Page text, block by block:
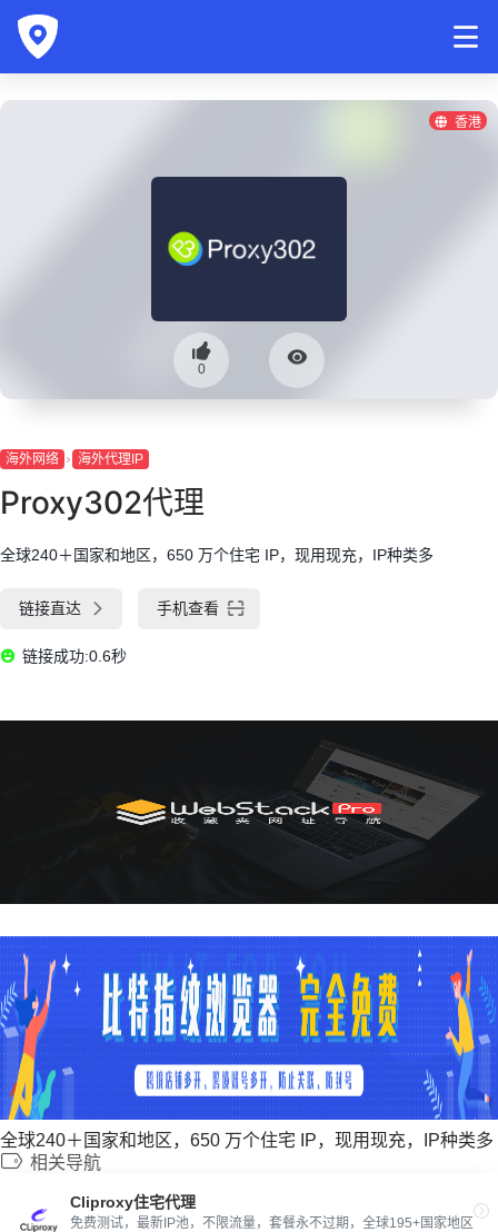
香港
0
海外网络 海外代理IP
Proxy302代理
全球240＋国家和地区，650 万个住宅 IP，现用现充，IP种类多
链接直达 手机查看
链接成功:0.6秒
全球240＋国家和地区，650 万个住宅 IP，现用现充，IP种类多
相关导航
Cliproxy住宅代理
免费测试，最新IP池，不限流量，套餐永不过期，全球195+国家地区